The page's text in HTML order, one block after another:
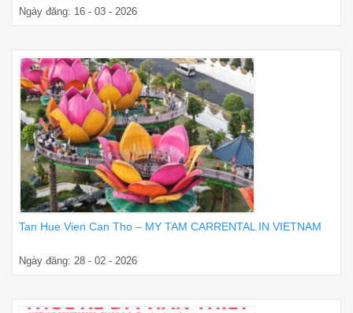
Ngày đăng: 16 - 03 - 2026
Tan Hue Vien Can Tho – MY TAM CARRENTAL IN VIETNAM
Ngày đăng: 28 - 02 - 2026